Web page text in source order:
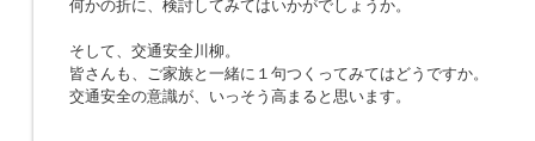
何かの折に、検討してみてはいかがでしょうか。
そして、交通安全川柳。
皆さんも、ご家族と一緒に１句つくってみてはどうですか。
交通安全の意識が、いっそう高まると思います。